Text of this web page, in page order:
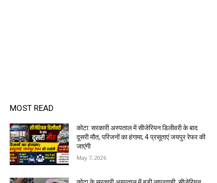
MOST READ
कोटा: सरकारी अस्पताल में सीजेरियन डिलीवरी के बाद
दूसरी मौत, परिजनों का हंगामा; 4 प्रसूताएं जयपुर रेफर की
जाएंगी
May 7, 2026